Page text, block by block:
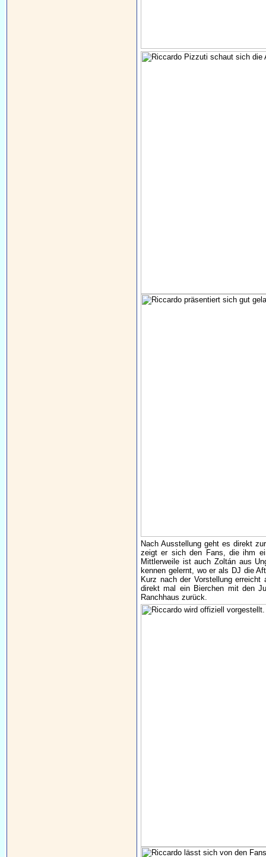
Nach Ausstellung geht es direkt
zeigt er sich den Fans, die ihm
Mittlerweile ist auch Zoltán aus
kennen gelernt, wo er als DJ die
Kurz nach der Vorstellung
direkt mal ein Bierchen mit den
Ranchhaus zurück.